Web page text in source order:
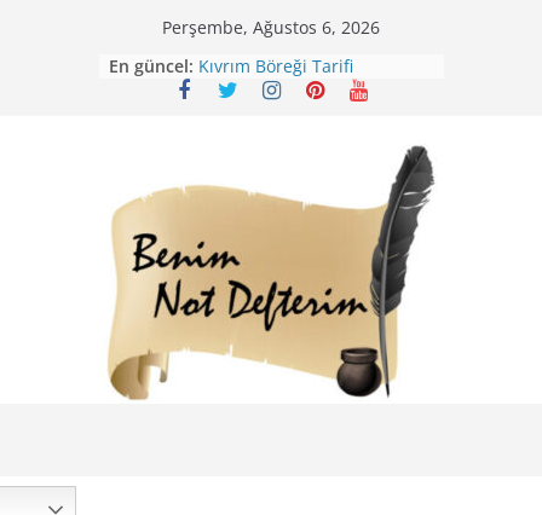
Perşembe, Ağustos 6, 2026
En güncel: Mirik Köfte Tarifi – Sivas
Kıvrım Böreği Tarifi
Karabuğday Pilavı Tarifi
Nohutlu Pirinç Pilavı Tarifi